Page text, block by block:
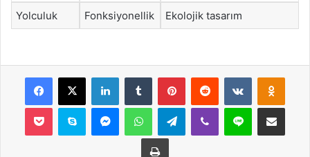
Yolculuk Fonksiyonellik Ekolojik tasarım
Facebook
X LinkedInTumblr PinterestReddit VKontakte
Pocket Skype MessengerWhatsAppTelegramViber Line E-Posta ile
Yazdır